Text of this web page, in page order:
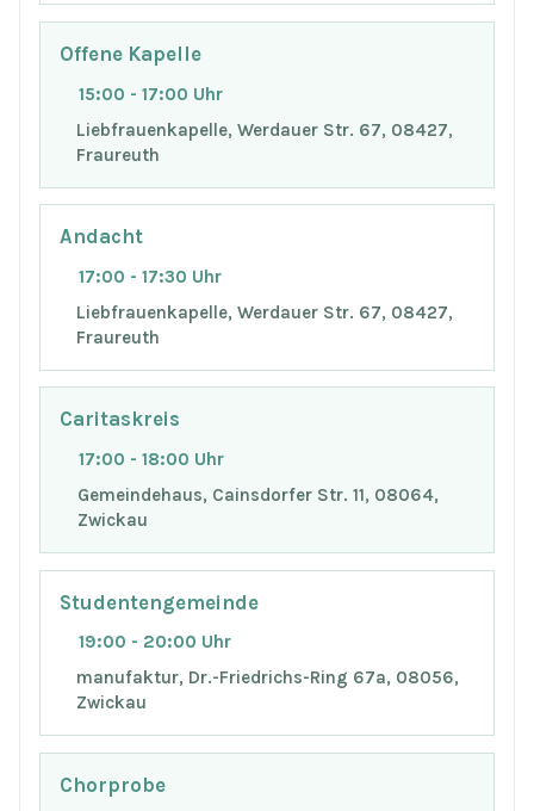
Offene Kapelle
15:00 - 17:00 Uhr
Liebfrauenkapelle, Werdauer Str. 67, 08427,
Fraureuth
Andacht
17:00 - 17:30 Uhr
Liebfrauenkapelle, Werdauer Str. 67, 08427,
Fraureuth
Caritaskreis
17:00 - 18:00 Uhr
Gemeindehaus, Cainsdorfer Str. 11, 08064,
Zwickau
Studentengemeinde
19:00 - 20:00 Uhr
manufaktur, Dr.-Friedrichs-Ring 67a, 08056,
Zwickau
Chorprobe